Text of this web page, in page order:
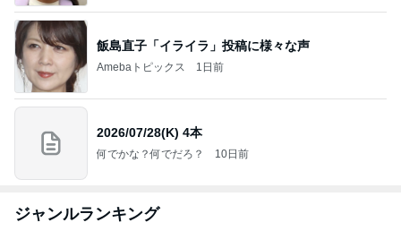
飯島直子「イライラ」投稿に様々な声
Amebaトピックス 1日前
2026/07/28(K) 4本
何でかな？何でだろ？ 10日前
ジャンルランキング